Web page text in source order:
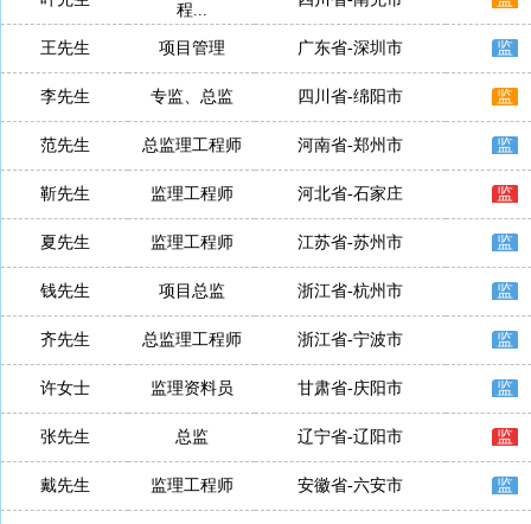
程...
王先生 项目管理 广东省-深圳市 监
李先生 专监、总监 四川省-绵阳市 监
范先生 总监理工程师 河南省-郑州市 监
靳先生 监理工程师 河北省-石家庄 监
夏先生 监理工程师 江苏省-苏州市 监
钱先生 项目总监 浙江省-杭州市 监
齐先生 总监理工程师 浙江省-宁波市 监
许女士 监理资料员 甘肃省-庆阳市 监
张先生 总监 辽宁省-辽阳市 监
戴先生 监理工程师 安徽省-六安市 监